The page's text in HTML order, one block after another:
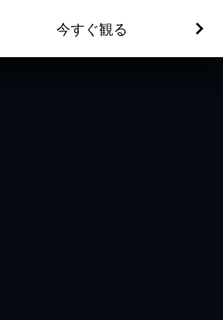
今すぐ観る